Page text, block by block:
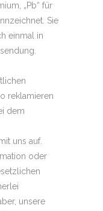
„Pb“ für
Sie
einmal in
reklamieren
dem
uns auf.
oder
unsere